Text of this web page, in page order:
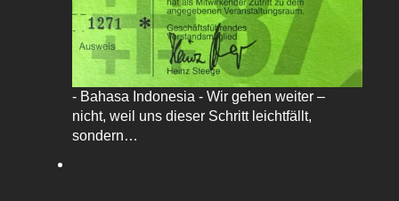
- Bahasa Indonesia - Wir gehen weiter –
nicht, weil uns dieser Schritt leichtfällt,
sondern…